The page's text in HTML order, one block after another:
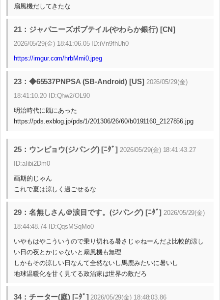
扇風機だしてきたな
21：ジャパニーズボブテイル(やわらか銀行) [CN]
2026/05/29(金) 18:41:06.05 ID:iVn9fhUh0
https://imgur.com/hrbMmi0.jpeg
23：◆65537PNPSA (SB-Android) [US] 2026/05/29(金)
18:41:10.20 ID:Qhw2/OL90
明治時代に既にあった
https://pds.exblog.jp/pds/1/201306/26/60/b0191160_2127856.jpg
25：ウンピョウ(ジパング) [ﾆﾀﾞ] 2026/05/29(金) 18:41:43.27
ID:aIibi2Dm0
画期的じゃん
これで夏は涼しく過ごせるな
29：名無しさん＠涙目です。(ジパング) [ﾆﾀﾞ] 2026/05/29(金)
18:44:48.74 ID:QqsMSqMo0
いやもはやこういうので乗り切れる暑さじゃねーんだよ比較的涼し
い日の夜とかじゃないと扇風機も無理
しかもその涼しい日なんて全然ないし馬鹿みたいに暑いし
地球温暖化を甘く見てる政治家は世界の敵だろ
34：チーター(庭) [ﾆﾀﾞ] 2026/05/29(金) 18:48:03.86